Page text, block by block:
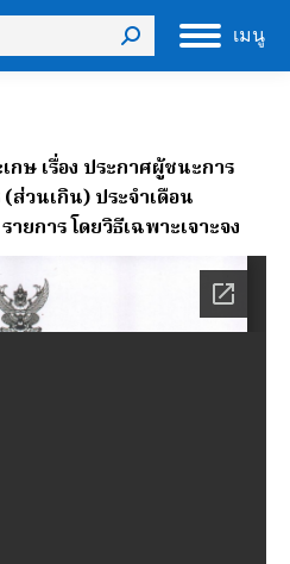
เมนู
กษ เรื่อง ประกาศผู้ชนะการ
(ส่วนเกิน) ประจำเดือน
ยการ โดยวิธีเฉพาะเจาะจง